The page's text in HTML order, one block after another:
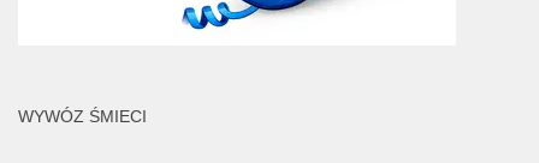
WYWÓZ ŚMIECI